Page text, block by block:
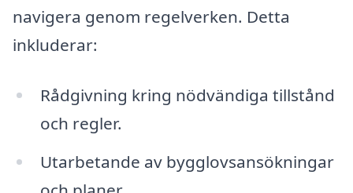
navigera genom regelverken. Detta
inkluderar:
Rådgivning kring nödvändiga tillstånd
och regler.
Utarbetande av bygglovsansökningar